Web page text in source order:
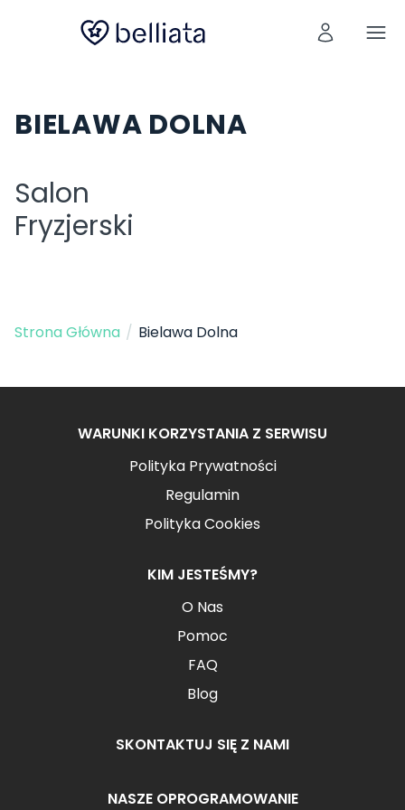
BIELAWA DOLNA
Salon
Fryzjerski
Strona Główna / Bielawa Dolna
WARUNKI KORZYSTANIA Z SERWISU
Polityka Prywatności
Regulamin
Polityka Cookies
KIM JESTEŚMY?
O Nas
Pomoc
FAQ
Blog
SKONTAKTUJ SIĘ Z NAMI
NASZE OPROGRAMOWANIE